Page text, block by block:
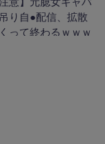
り自●配信、拡散
って終わるｗｗｗ